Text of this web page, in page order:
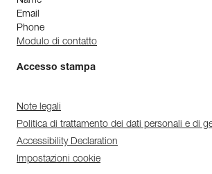
Email
Phone
Modulo di contatto
Accesso stampa
Note legali
Politica di trattamento dei dati personali e di
Accessibility Declaration
Impostazioni cookie